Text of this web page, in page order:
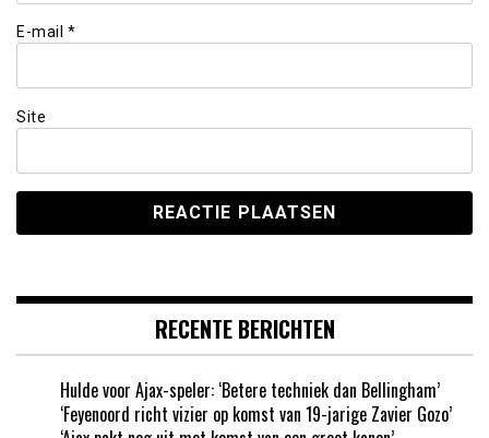
E-mail *
Site
RECENTE BERICHTEN
Hulde voor Ajax-speler: ‘Betere techniek dan Bellingham’
‘Feyenoord richt vizier op komst van 19-jarige Zavier Gozo’